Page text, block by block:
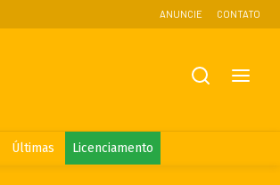
ANUNCIE CONTATO
Últimas Licenciamento